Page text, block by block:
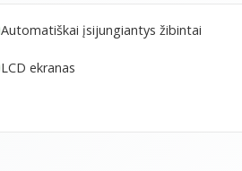
Automatiškai įsijungiantys žibintai
LCD ekranas